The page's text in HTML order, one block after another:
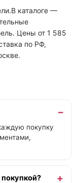
каталоге —
Цены от 1 585
по РФ,
покупку